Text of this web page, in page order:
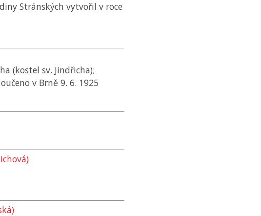
Stránských vytvořil v roce
(kostel sv. Jindřicha);
v Brně 9. 6. 1925